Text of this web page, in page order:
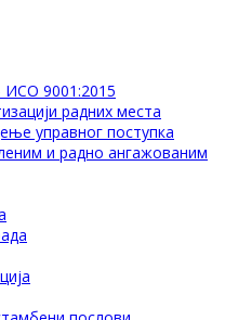
ИСО 9001:2015
радних места
управног поступка
и радно ангажованим